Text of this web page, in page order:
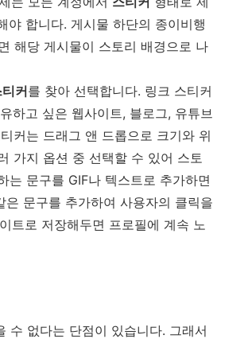
야 합니다. 게시물 하단의 종이비행
해당 게시물이 스토리 배경으로 나
티커를 찾아 선택합니다. 링크 스티커
하고 싶은 웹사이트, 블로그, 유튜브
커는 드래그 앤 드롭으로 크기와 위
가지 옵션 중 선택할 수 있어 스토
는 문구를 GIF나 텍스트로 추가하면
은 문구를 추가하여 사용자의 클릭을
트로 저장해두면 프로필에 계속 노
수 없다는 단점이 있습니다. 그래서